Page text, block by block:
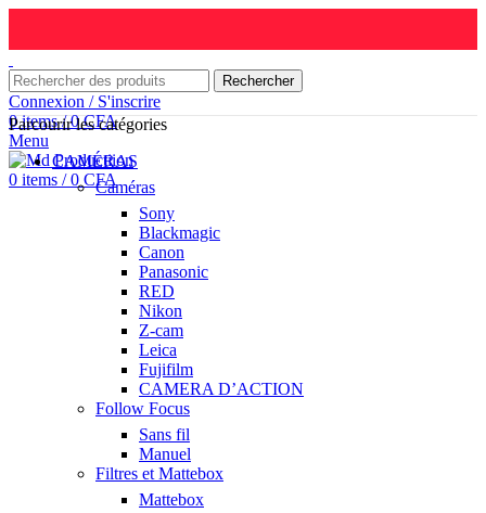
Rechercher
Connexion / S'inscrire
0items / 0CFA
Menu
0 items / 0 CFA
Parcourir les catégories
CAMÉRAS
Caméras
Sony
Blackmagic
Canon
Panasonic
RED
Nikon
Z-cam
Leica
Fujifilm
CAMERA D’ACTION
Follow Focus
Sans fil
Manuel
Filtres et Mattebox
Mattebox